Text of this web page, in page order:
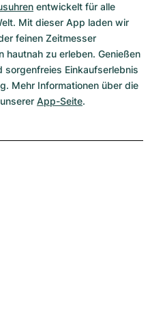
entwickelt für alle
Mit dieser App laden wir
feinen Zeitmesser
hautnah zu erleben. Genießen
sorgenfreies Einkaufserlebnis
Mehr Informationen über die
App-Seite.